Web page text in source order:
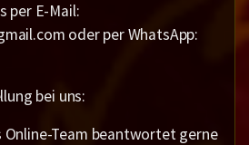
per E-Mail:
oder per WhatsApp:
bei uns:
Team beantwortet gerne